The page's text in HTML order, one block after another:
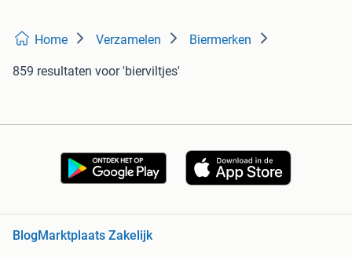
Home Verzamelen Biermerken
859 resultaten voor 'bierviltjes'
Blog Marktplaats Zakelijk